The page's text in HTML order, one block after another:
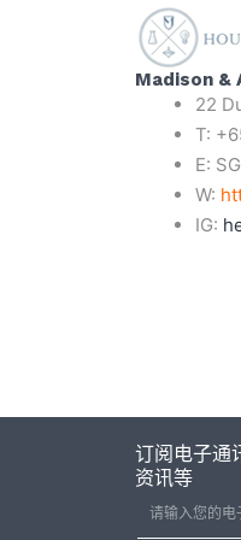
Madison &
22
T:
E:
W:
IG:
订阅电子通
资讯等